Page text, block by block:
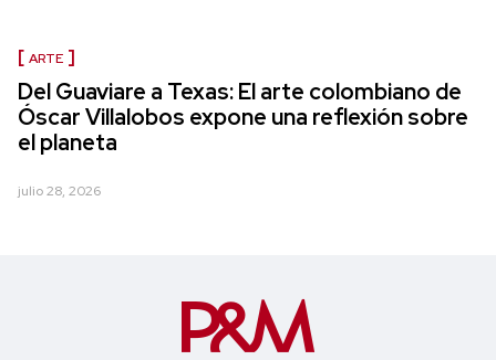
ARTE
Del Guaviare a Texas: El arte colombiano de
Óscar Villalobos expone una reflexión sobre
el planeta
julio 28, 2026